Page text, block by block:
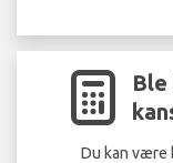
Du kan være